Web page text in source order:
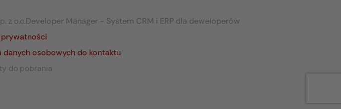
z o.o.Developer Manager - System CRM i ERP dla deweloperów
osobowych do kontaktu
do pobrania